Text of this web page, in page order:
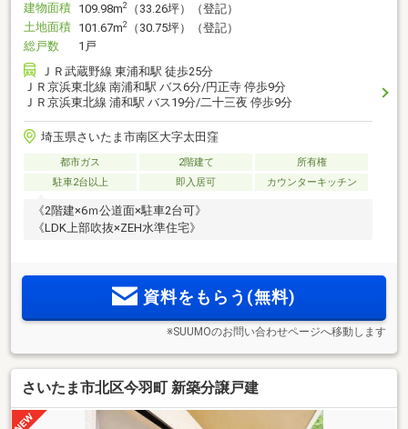
建物面積 109.98m2
（33.26坪）（登記）
土地面積 101.67m2
（30.75坪）（登記）
総戸数
1戸
ＪＲ武蔵野線 東浦和駅 徒歩25分
ＪＲ京浜東北線 南浦和駅 バス6分/円正寺 停歩9分
ＪＲ京浜東北線 浦和駅 バス19分/二十三夜 停歩9分
埼玉県さいたま市南区大字太田窪
都市ガス 2階建て
所有権
駐車2台以上
即入居可 カウンターキッチン
《2階建×6ｍ公道面×駐車2台可》
《LDK上部吹抜×ZEH水準住宅》
資料をもらう(無料)
※SUUMOのお問い合わせページへ移動します
さいたま市北区今羽町 新築分譲戸建